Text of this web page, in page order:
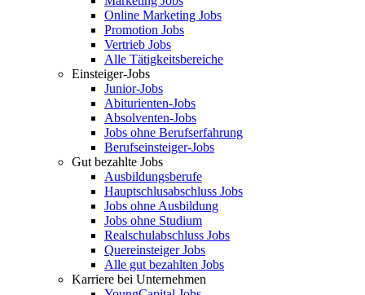
Online Marketing Jobs
Promotion Jobs
Vertrieb Jobs
Alle Tätigkeitsbereiche
Einsteiger-Jobs
Junior-Jobs
Abiturienten-Jobs
Absolventen-Jobs
Jobs ohne Berufserfahrung
Berufseinsteiger-Jobs
Gut bezahlte Jobs
Ausbildungsberufe
Hauptschlusabschluss Jobs
Jobs ohne Ausbildung
Jobs ohne Studium
Realschulabschluss Jobs
Quereinsteiger Jobs
Alle gut bezahlten Jobs
Karriere bei Unternehmen